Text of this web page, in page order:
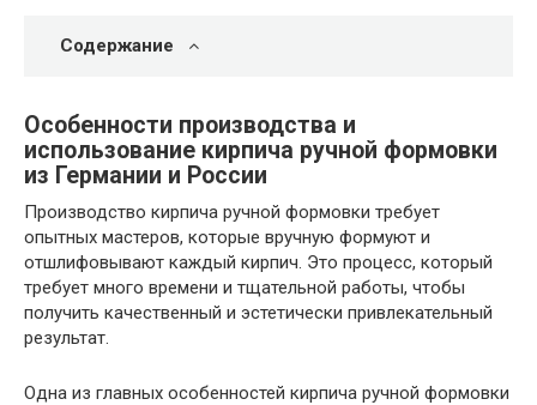
Содержание
Особенности производства и
использование кирпича ручной формовки
из Германии и России
Производство кирпича ручной формовки требует
опытных мастеров, которые вручную формуют и
отшлифовывают каждый кирпич. Это процесс, который
требует много времени и тщательной работы, чтобы
получить качественный и эстетически привлекательный
результат.
Одна из главных особенностей кирпича ручной формовки